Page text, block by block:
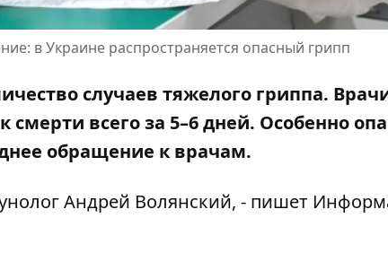
в Украине распространяется опасный грипп
случаев тяжелого гриппа.
смерти всего за 5–6 дней. Особенно
обращение к врачам.
Андрей Волянский, - пишет